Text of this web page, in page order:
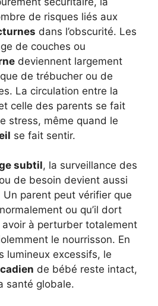
de risques liés aux
dans l’obscurité. Les
de couches ou
deviennent largement
de trébucher ou de
La circulation entre la
celle des parents se fait
stress, même quand le
se fait sentir.
subtil, la surveillance des
de besoin devient aussi
parent peut vérifier que
ou qu’il dort
à perturber totalement
le nourrisson. En
lumineux excessifs, le
de bébé reste intact,
santé globale.